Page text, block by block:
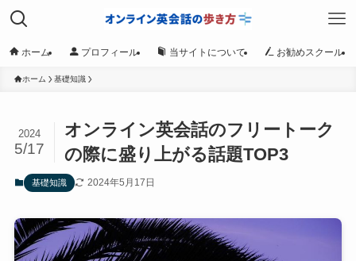
ホーム プロフィール 当サイトについて お勧めスクール
ホーム 基礎知識
オンライン英会話のフリートーク
の際に盛り上がる話題TOP3
2024
5/17
基礎知識 2024年5月17日